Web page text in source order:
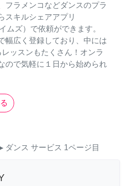
フラメンコなどダンスのプラ
スキルシェアアプリ
ムズ）で依頼ができます。
幅広く登録しており、中には
ッスンもたくさん！オンラ
ので気軽に１日から始められ
▸ ダンス サービス 1ページ目